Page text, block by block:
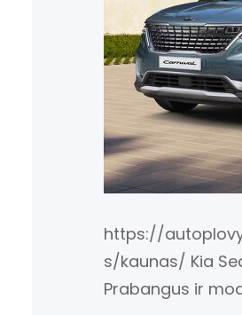
https://
s/kaunas/ Kia
Prabangus ir